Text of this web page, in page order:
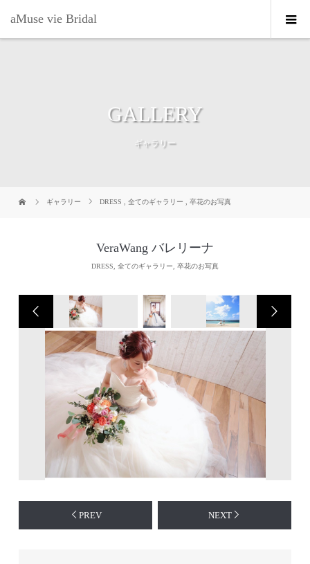
aMuse vie Bridal
GALLERY
ギャラリー
ギャラリー DRESS ,全てのギャラリー ,卒花のお写真
VeraWang バレリーナ
DRESS, 全てのギャラリー, 卒花のお写真
PREV NEXT